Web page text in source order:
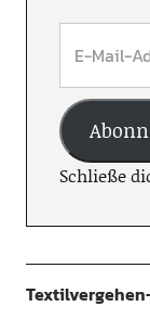
Schließe